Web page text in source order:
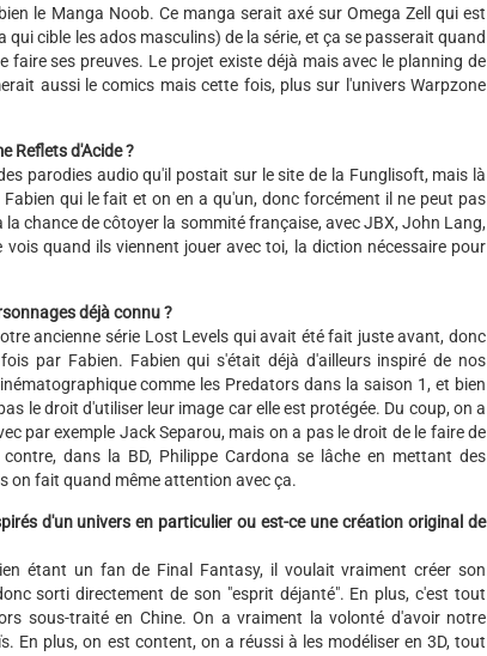
le Manga Noob. Ce manga serait axé sur Omega Zell qui est
cible les ados masculins) de la série, et ça se passerait quand
ses preuves. Le projet existe déjà mais avec le planning de
aussi le comics mais cette fois, plus sur l'univers Warpzone
Reflets d'Acide ?
parodies audio qu'il postait sur le site de la Funglisoft, mais là
qui le fait et on en a qu'un, donc forcément il ne peut pas
chance de côtoyer la sommité française, avec JBX, John Lang,
quand ils viennent jouer avec toi, la diction nécessaire pour
déjà connu ?
ancienne série Lost Levels qui avait été fait juste avant, donc
par Fabien. Fabien qui s'était déjà d'ailleurs inspiré de nos
comme les Predators dans la saison 1, et bien
le droit d'utiliser leur image car elle est protégée. Du coup, on a
par exemple Jack Separou, mais on a pas le droit de le faire de
dans la BD, Philippe Cardona se lâche en mettant des
on fait quand même attention avec ça.
d'un univers en particulier ou est-ce une création original de
étant un fan de Final Fantasy, il voulait vraiment créer son
sorti directement de son "esprit déjanté". En plus, c'est tout
sous-traité en Chine. On a vraiment la volonté d'avoir notre
En plus, on est content, on a réussi à les modéliser en 3D, tout